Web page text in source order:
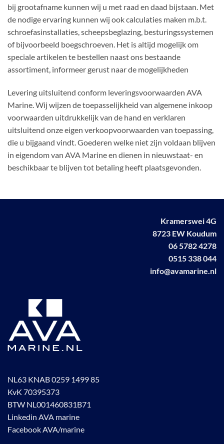
bij grootafname kunnen wij u met raad en daad bijstaan. Met
de nodige ervaring kunnen wij ook calculaties maken m.b.t.
schroefasinstallaties, scheepsbeglazing, besturingssystemen
of bijvoorbeeld boegschroeven. Het is altijd mogelijk om
speciale artikelen te bestellen naast ons bestaande
assortiment, informeer gerust naar de mogelijkheden
Levering uitsluitend conform leveringsvoorwaarden AVA
Marine. Wij wijzen de toepasselijkheid van algemene inkoop
voorwaarden uitdrukkelijk van de hand en verklaren
uitsluitend onze eigen verkoopvoorwaarden van toepassing,
die u bijgaand vindt. Goederen welke niet zijn voldaan blijven
in eigendom van AVA Marine en dienen in nieuwstaat- en
beschikbaar te blijven tot betaling heeft plaatsgevonden.
Kramerswei 4G
8723 EW Koudum
06 5782 4278
0515 338 044
info@avamarine.nl
NL63 KNAB 0259 1499 85
KvK 70395373
BTW NL001460831B71
Linkedin AVA marine
Facebook AVA/marine